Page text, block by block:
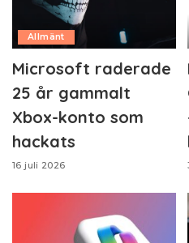
Allmänt
Microsoft raderade
25 år gammalt
Xbox-konto som
hackats
16 juli 2026